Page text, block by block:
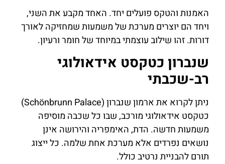
האמנות והטקס פועלים יחד. האחד מקבע את השני,
ויחד הם יוצרים מערכת של משמעות שמחזיקה לאורך
דורות. זהו שילוב עוצמתי במיוחד של חומר ורעיון.
שנברון כטקסט אידאולוגי
רב-שכבתי
ניתן לקרוא את ארמון שנברון (Schönbrunn Palace)
כטקסט אידאולוגי מורכב, שבו כל שכבה מוסיפה
משמעות חדשה. הדת, האימפריה והירושה אינן
נושאים נפרדים אלא מערכת אחת שלמה. כל ייצוג
תורם להבניית נרטיב כולל.